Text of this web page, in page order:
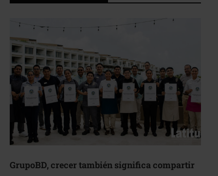
GrupoBD, crecer también significa compartir